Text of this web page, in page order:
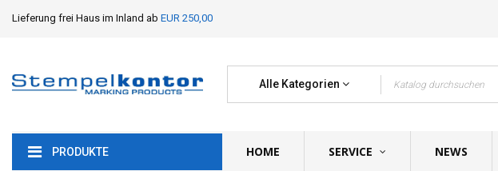
Lieferung frei Haus im Inland ab EUR 250,00
Alle Kategorien
PRODUKTE HOME SERVICE NEWS